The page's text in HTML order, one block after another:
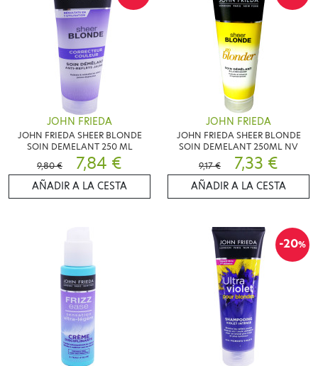
JOHN FRIEDA
JOHN FRIEDA SHEER BLONDE
SOIN DEMELANT 250 ML
9,80 €
7,84 €
AÑADIR A LA CESTA
JOHN FRIEDA
JOHN FRIEDA SHEER BLONDE
SOIN DEMELANT 250ML NV
9,17 €
7,33 €
AÑADIR A LA CESTA
-20%